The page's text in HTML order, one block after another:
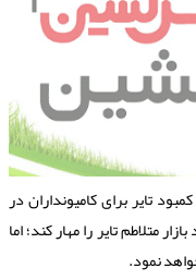
برای کامیونداران در
متلاطم تایر را مهار کند؛ اما
نمود.